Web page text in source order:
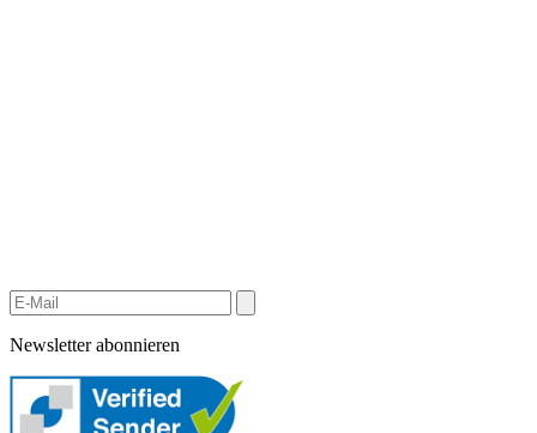
Newsletter abonnieren